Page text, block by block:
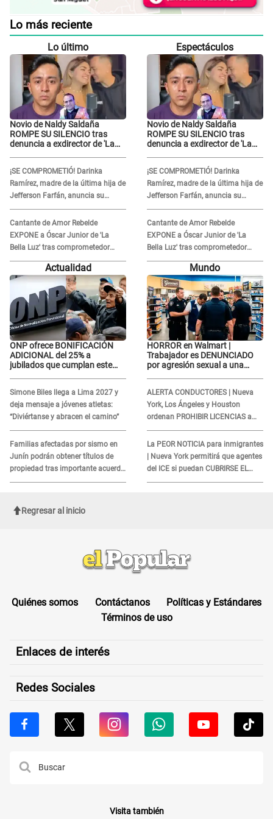
Lo más reciente
Lo último
Novio de Naldy Saldaña
ROMPE SU SILENCIO tras
denuncia a exdirector de 'La
¡SE COMPROMETIÓ! Darinka
Ramírez, madre de la última hija de
Jefferson Farfán, anuncia su
compromiso: "Sí, para siempre"
Cantante de Amor Rebelde
EXPONE a Óscar Junior de 'La
Bella Luz' tras comprometedor
video y detalla DESAGRADABLE
momento: "Me hizo sentir
Espectáculos
Novio de Naldy Saldaña
ROMPE SU SILENCIO tras
denuncia a exdirector de 'La
¡SE COMPROMETIÓ! Darinka
Ramírez, madre de la última hija de
Jefferson Farfán, anuncia su
compromiso: "Sí, para siempre"
Cantante de Amor Rebelde
EXPONE a Óscar Junior de 'La
Bella Luz' tras comprometedor
video y detalla DESAGRADABLE
momento: "Me hizo sentir
incómoda"
Actualidad
ONP ofrece BONIFICACIÓN
ADICIONAL del 25% a
jubilados que cumplan este
Simone Biles llega a Lima 2027 y
deja mensaje a jóvenes atletas:
“Diviértanse y abracen el camino”
Familias afectadas por sismo en
Junín podrán obtener títulos de
propiedad tras importante acuerdo
de Cofopri
Mundo
HORROR en Walmart |
Trabajador es DENUNCIADO
por agresión sexual a una
ALERTA CONDUCTORES | Nueva
York, Los Ángeles y Houston
ordenan PROHIBIR LICENCIAS a
quienes no presenten ESTE
DOCUMENTO
La PEOR NOTICIA para inmigrantes
| Nueva York permitirá que agentes
del ICE si puedan CUBRIRSE EL
ROSTRO
Regresar al inicio
Quiénes somos Contáctanos
Políticas y Estándares
Términos de uso
Enlaces de interés
Redes Sociales
Visita también